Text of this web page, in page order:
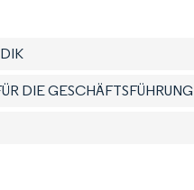
DIE GESCHÄFTSFÜHRUNG